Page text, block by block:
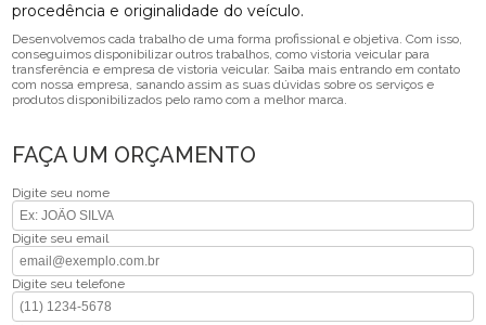
procedência e originalidade do veículo.
Desenvolvemos cada trabalho de uma forma profissional e objetiva. Com isso,
conseguimos disponibilizar outros trabalhos, como vistoria veicular para
transferência e empresa de vistoria veicular. Saiba mais entrando em contato
com nossa empresa, sanando assim as suas dúvidas sobre os serviços e
produtos disponibilizados pelo ramo com a melhor marca.
FAÇA UM ORÇAMENTO
Digite seu nome
Digite seu email
Digite seu telefone